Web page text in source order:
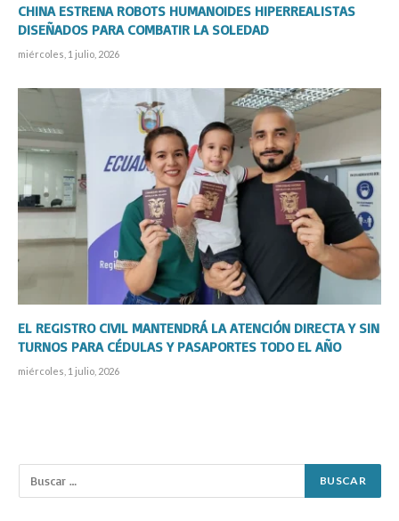
CHINA ESTRENA ROBOTS HUMANOIDES HIPERREALISTAS
DISEÑADOS PARA COMBATIR LA SOLEDAD
miércoles, 1 julio, 2026
EL REGISTRO CIVIL MANTENDRÁ LA ATENCIÓN DIRECTA Y SIN
TURNOS PARA CÉDULAS Y PASAPORTES TODO EL AÑO
miércoles, 1 julio, 2026